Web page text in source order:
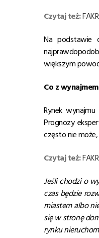
Czytaj też:
Na podstawie
większym
Co z
Rynek
Prognozy
często nie
Czytaj też:
Jeśli chodzi o
czas będzie
miastem albo
się w stronę
rynku